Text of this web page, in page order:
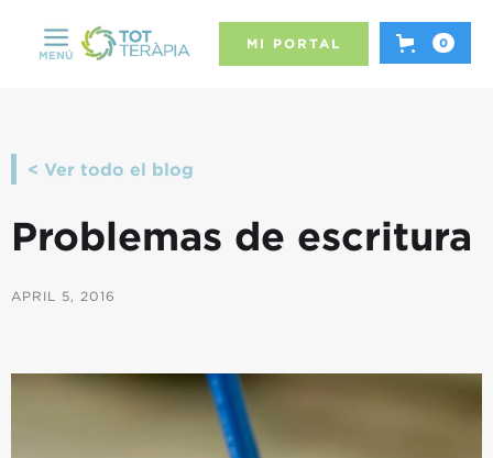
MENÚ
MI PORTAL 0
< Ver todo el blog
Problemas de escritura
APRIL 5, 2016